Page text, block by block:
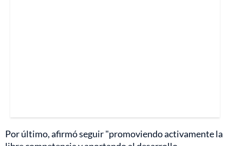
Por último, afirmó seguir "promoviendo activamente la